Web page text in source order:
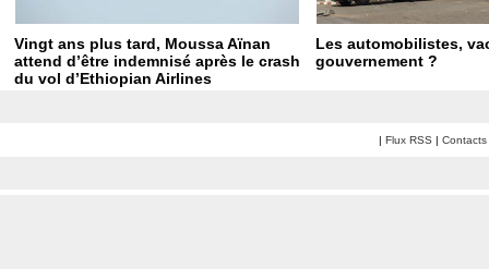
Vingt ans plus tard, Moussa Aïnan
attend d’être indemnisé après le crash
du vol d’Ethiopian Airlines
Les automobilistes,
gouvernement ?
| Flux RSS | Contacts